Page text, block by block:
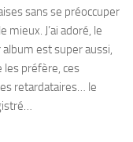
sans se préoccuper
mieux. J’ai adoré, le
est super aussi,
les préfère, ces
retardataires… le